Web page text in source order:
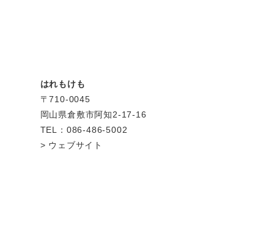
はれもけも
〒710-0045
岡山県倉敷市阿知2-17-16
TEL：086-486-5002
ウェブサイト